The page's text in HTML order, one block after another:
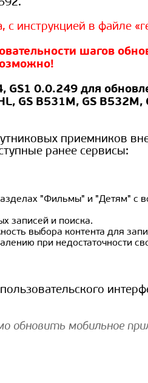
инструкцией в файле
шагов
GS1 0.0.249 для
GS B531M, GS B532M,
приемников
ранее сервисы:
"Фильмы" и "Детям" с
записей и поиска.
выбора контента для
при недостаточности
обновить мобильное